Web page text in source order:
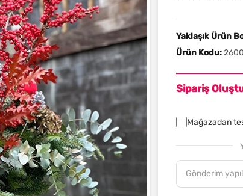
Yaklaşık Ürün
Ürün Kodu:2600
Sipariş
Mağazadan